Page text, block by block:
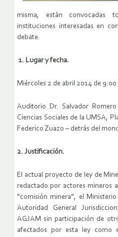
misma, están convocadas
instituciones interesadas en
debate.
1. Lugar y fecha.
Miércoles 2 de abril 2014 de 9:00
Auditorio Dr. Salvador
Ciencias Sociales de la UMSA,
Federico Zuazo – detrás del
2. Justificación.
El actual proyecto de ley de
redactado por actores mineros
“comisión minera”, el
Autoridad General
AGJAM sin participación de
afectados por esta ley como